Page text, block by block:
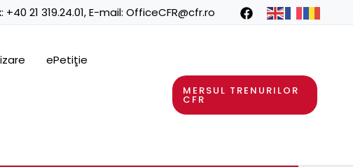
+40 21 319.24.01, E-mail: OfficeCFR@cfr.ro
ePetiţie
MERSUL TRENURILOR
CFR